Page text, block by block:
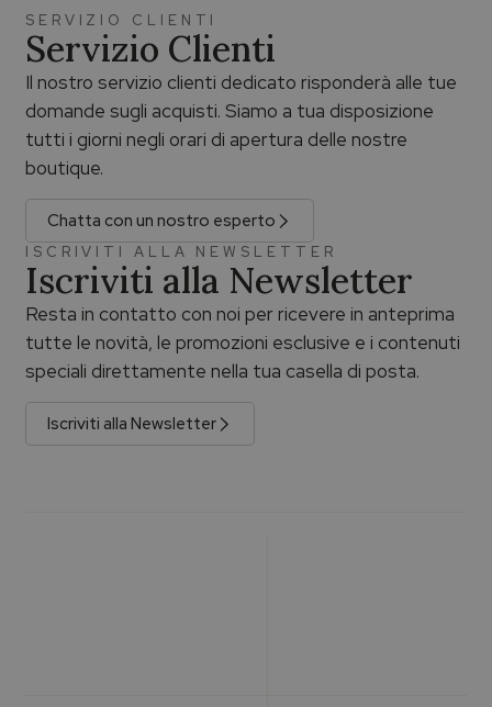
SERVIZIO CLIENTI
Servizio Clienti
Il nostro servizio clienti dedicato risponderà alle tue
domande sugli acquisti. Siamo a tua disposizione
tutti i giorni negli orari di apertura delle nostre
boutique.
Chatta con un nostro esperto
ISCRIVITI ALLA NEWSLETTER
Iscriviti alla Newsletter
Resta in contatto con noi per ricevere in anteprima
tutte le novità, le promozioni esclusive e i contenuti
speciali direttamente nella tua casella di posta.
Iscriviti alla Newsletter